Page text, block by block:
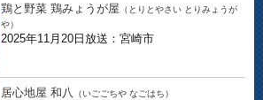
鶏と野菜 鶏みょうが屋 （とりとやさい とりみょうが
や）
2025年11月20日放送：宮崎市
居心地屋 和八 （いごごちや なごはち）